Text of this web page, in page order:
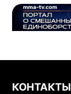
КОНТАКТЫ